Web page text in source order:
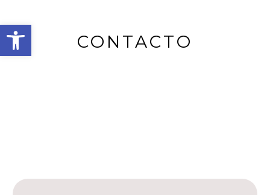
Abrir barra de herramientas
CONTACTO